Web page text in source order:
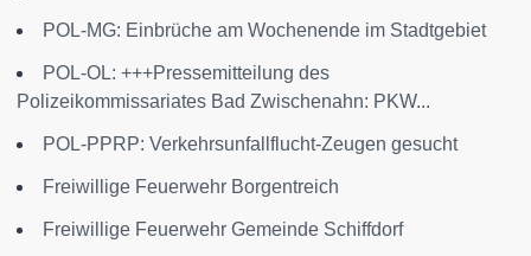
POL-MG: Einbrüche am Wochenende im Stadtgebiet
POL-OL: +++Pressemitteilung des
Polizeikommissariates Bad Zwischenahn: PKW...
POL-PPRP: Verkehrsunfallflucht-Zeugen gesucht
Freiwillige Feuerwehr Borgentreich
Freiwillige Feuerwehr Gemeinde Schiffdorf